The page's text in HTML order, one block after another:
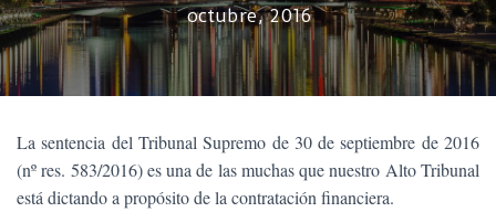
octubre, 2016
La sentencia del Tribunal Supremo de 30 de septiembre de 2016
(nº res. 583/2016) es una de las muchas que nuestro Alto Tribunal
está dictando a propósito de la contratación financiera.